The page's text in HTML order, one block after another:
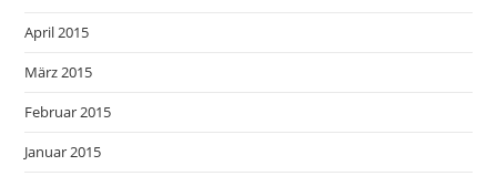
April 2015
März 2015
Februar 2015
Januar 2015